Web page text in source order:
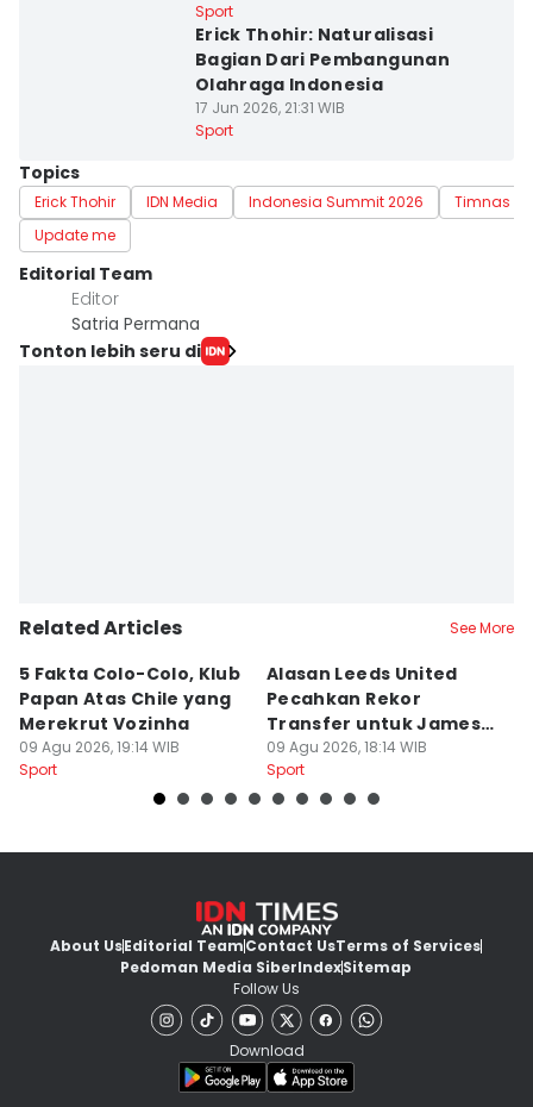
Sport
Erick Thohir: Naturalisasi
Bagian Dari Pembangunan
Olahraga Indonesia
17 Jun 2026, 21:31 WIB
Sport
Topics
Erick Thohir IDN Media Indonesia Summit 2026
Timnas
Update me
Editorial Team
Editor
Satria Permana
Tonton lebih seru di
Related Articles See More
5 Fakta Colo-Colo, Klub
Papan Atas Chile yang
Merekrut Vozinha
09 Agu 2026, 19:14 WIB
Sport
Alasan Leeds United
Pecahkan Rekor
Transfer untuk James
Trafford
09 Agu 2026, 18:14 WIB
Sport
About UsEditorial TeamContact UsTerms of Services
Pedoman Media SiberIndexSitemap
Follow Us
Download